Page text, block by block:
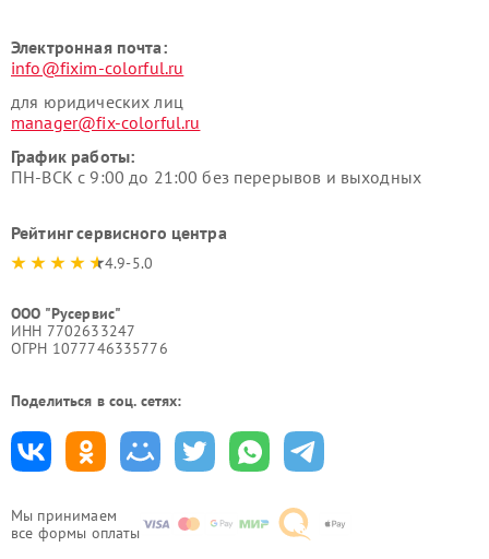
Мы принимаем
все формы оплаты
Электронная почта:
info@fixim-colorful.ru
для юридических лиц
manager@fix-colorful.ru
График работы:
ПН-ВСК с 9:00 до 21:00 без перерывов и выходных
Рейтинг сервисного центра
4.9-5.0
ООО "Русервис"
ИНН 7702633247
ОГРН 1077746335776
Поделиться в соц. сетях: